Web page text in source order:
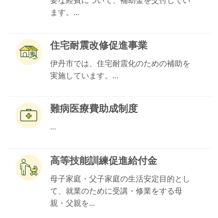
ます。...
住宅耐震改修促進事業
伊丹市では、住宅耐震化のための補助を
実施しています。...
難病医療費助成制度
...
高等技能訓練促進給付金
母子家庭・父子家庭の生活安定目的とし
て、就業のために受講・修業をする母
親・父親を...